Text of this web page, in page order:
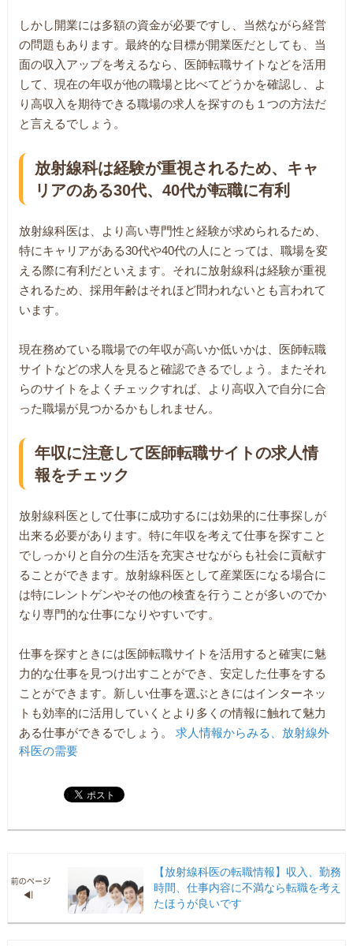
しかし開業には多額の資金が必要ですし、当然ながら経営
の問題もあります。最終的な目標が開業医だとしても、当
面の収入アップを考えるなら、医師転職サイトなどを活用
して、現在の年収が他の職場と比べてどうかを確認し、よ
り高収入を期待できる職場の求人を探すのも１つの方法だ
と言えるでしょう。
放射線科は経験が重視されるため、キャ
リアのある30代、40代が転職に有利
放射線科医は、より高い専門性と経験が求められるため、
特にキャリアがある30代や40代の人にとっては、職場を変
える際に有利だといえます。それに放射線科は経験が重視
されるため、採用年齢はそれほど問われないとも言われて
います。
現在務めている職場での年収が高いか低いかは、医師転職
サイトなどの求人を見ると確認できるでしょう。またそれ
らのサイトをよくチェックすれば、より高収入で自分に合
った職場が見つかるかもしれません。
年収に注意して医師転職サイトの求人情
報をチェック
放射線科医として仕事に成功するには効果的に仕事探しが
出来る必要があります。特に年収を考えて仕事を探すこと
でしっかりと自分の生活を充実させながらも社会に貢献す
ることができます。放射線科医として産業医になる場合に
は特にレントゲンやその他の検査を行うことが多いのでか
なり専門的な仕事になりやすいです。
仕事を探すときには医師転職サイトを活用すると確実に魅
力的な仕事を見つけ出すことができ、安定した仕事をする
ことができます。新しい仕事を選ぶときにはインターネッ
トも効率的に活用していくとより多くの情報に触れて魅力
ある仕事ができるでしょう。 求人情報からみる、放射線外
科医の需要
【放射線科医の転職情報】収入、勤務
時間、仕事内容に不満なら転職を考え
たほうが良いです